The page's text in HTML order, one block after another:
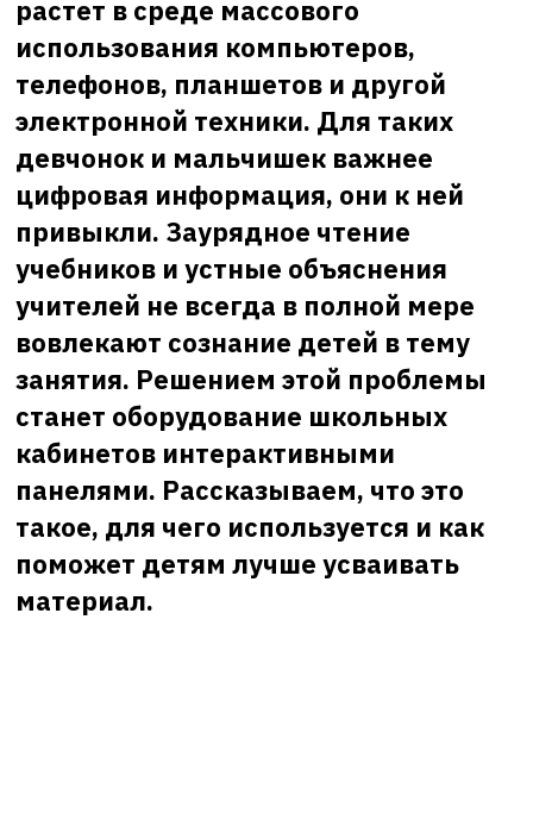
растет в среде массового
использования компьютеров,
телефонов, планшетов и другой
электронной техники. Для таких
девчонок и мальчишек важнее
цифровая информация, они к ней
привыкли. Заурядное чтение
учебников и устные объяснения
учителей не всегда в полной мере
вовлекают сознание детей в тему
занятия. Решением этой проблемы
станет оборудование школьных
кабинетов интерактивными
панелями. Рассказываем, что это
такое, для чего используется и как
поможет детям лучше усваивать
материал.